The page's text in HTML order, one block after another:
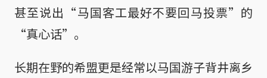
甚至说出“马国客工最好不要回马投票”的
“真心话”。
长期在野的希盟更是经常以马国游子背井离乡